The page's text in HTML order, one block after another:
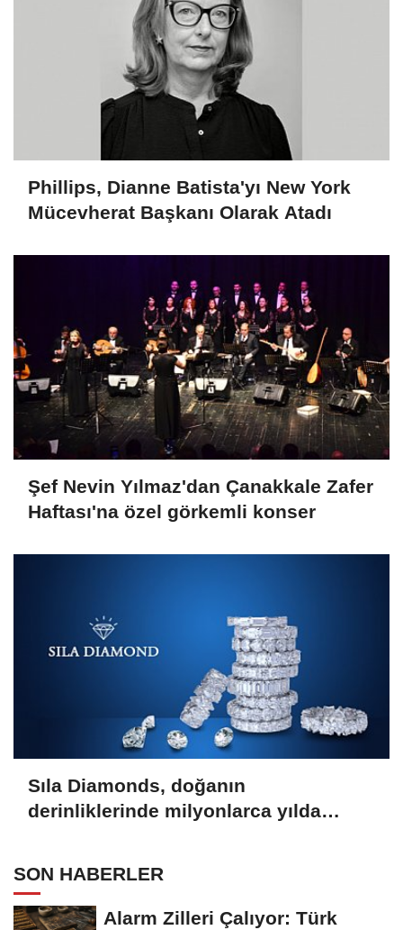
Phillips, Dianne Batista'yı New York
Mücevherat Başkanı Olarak Atadı
Şef Nevin Yılmaz'dan Çanakkale Zafer
Haftası'na özel görkemli konser
Sıla Diamonds, doğanın
derinliklerinde milyonlarca yılda
SON HABERLER
Alarm Zilleri Çalıyor: Türk